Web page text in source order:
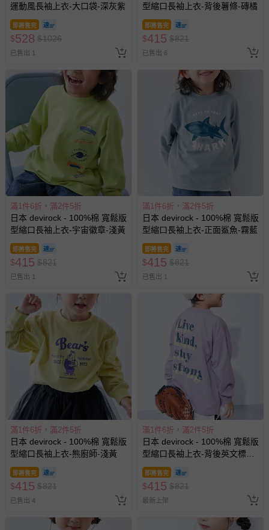
運動風長袖上衣-大口袋-深灰紫
即將售完
$528 $1026
已售出 1
型縮口長袖上衣-背後薯條-磚橘
即將售完
$415 $821
已售出 6
滿1件6折，滿2件5折
日本 devirock - 100%棉 寬鬆版
型縮口長袖上衣-宇宙徽章-淺黃
即將售完
$415 $821
已售出 1
滿1件6折，滿2件5折
日本 devirock - 100%棉 寬鬆版
型縮口長袖上衣-正面鯊魚-霧藍
即將售完
$415 $821
已售出 1
滿1件6折，滿2件5折
日本 devirock - 100%棉 寬鬆版
型縮口長袖上衣-熊廚師-淺黃
即將售完
$415 $821
已售出 4
滿1件6折，滿2件5折
日本 devirock - 100%棉 寬鬆版
型縮口長袖上衣-背後英文標語-
紫羅蘭
即將售完
$415 $821
最新上架